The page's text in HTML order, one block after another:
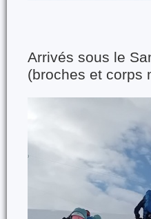
Arrivés sous le
(broches et corps